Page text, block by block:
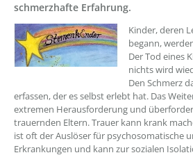
schmerzhafte Erfahrung.
Kinder, deren
begann,
Der Tod eines
nichts wird
Den Schmerz
erfassen, der es selbst erlebt hat. Das
extremen Herausforderung und
trauernden Eltern. Trauer kann krank
ist oft der Auslöser für psychosomatische
Erkrankungen und kann zur sozialen